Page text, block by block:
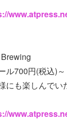
ル700円(税込)～
にも楽しんでい